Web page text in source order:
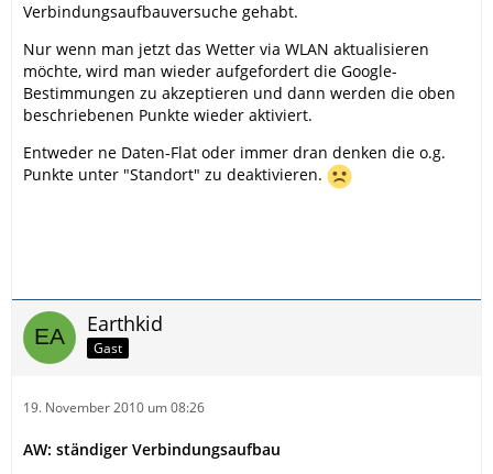
Verbindungsaufbauversuche gehabt.
Nur wenn man jetzt das Wetter via WLAN aktualisieren
möchte, wird man wieder aufgefordert die Google-
Bestimmungen zu akzeptieren und dann werden die oben
beschriebenen Punkte wieder aktiviert.
Entweder ne Daten-Flat oder immer dran denken die o.g.
Punkte unter "Standort" zu deaktivieren.
Earthkid
Gast
19. November 2010 um 08:26
AW: ständiger Verbindungsaufbau